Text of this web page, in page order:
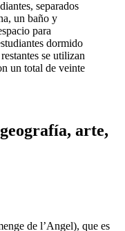
separados
un baño y
para
dormido
se utilizan
un total de veinte
arte,
de l’Angel), que es